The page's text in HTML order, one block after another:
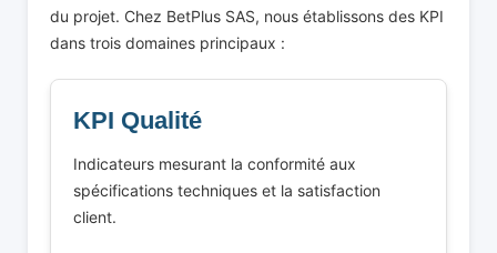
du projet. Chez BetPlus SAS, nous établissons des KPI
dans trois domaines principaux :
KPI Qualité
Indicateurs mesurant la conformité aux
spécifications techniques et la satisfaction
client.